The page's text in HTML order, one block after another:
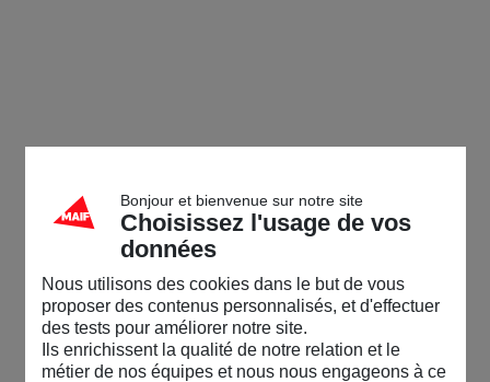
Connexion
👋Vos premiers pas sur la communauté ?
On vous
explique tout ici !
Anne Explorateur
Des Arbres
Des Arbresde Richard Ferron. Rendez-vous du 18 septembre
au 17 octobre 2025, à la délégation de l'Allier, aux horaires
d'ouverture habituels. Entrée libre.
Bonjour et bienvenue sur notre site
Choisissez l'usage de vos
données
Nous utilisons des cookies dans le but de vous
proposer des contenus personnalisés, et d'effectuer
des tests pour améliorer notre site.
Ils enrichissent la qualité de notre relation et le
métier de nos équipes et nous nous engageons à ce